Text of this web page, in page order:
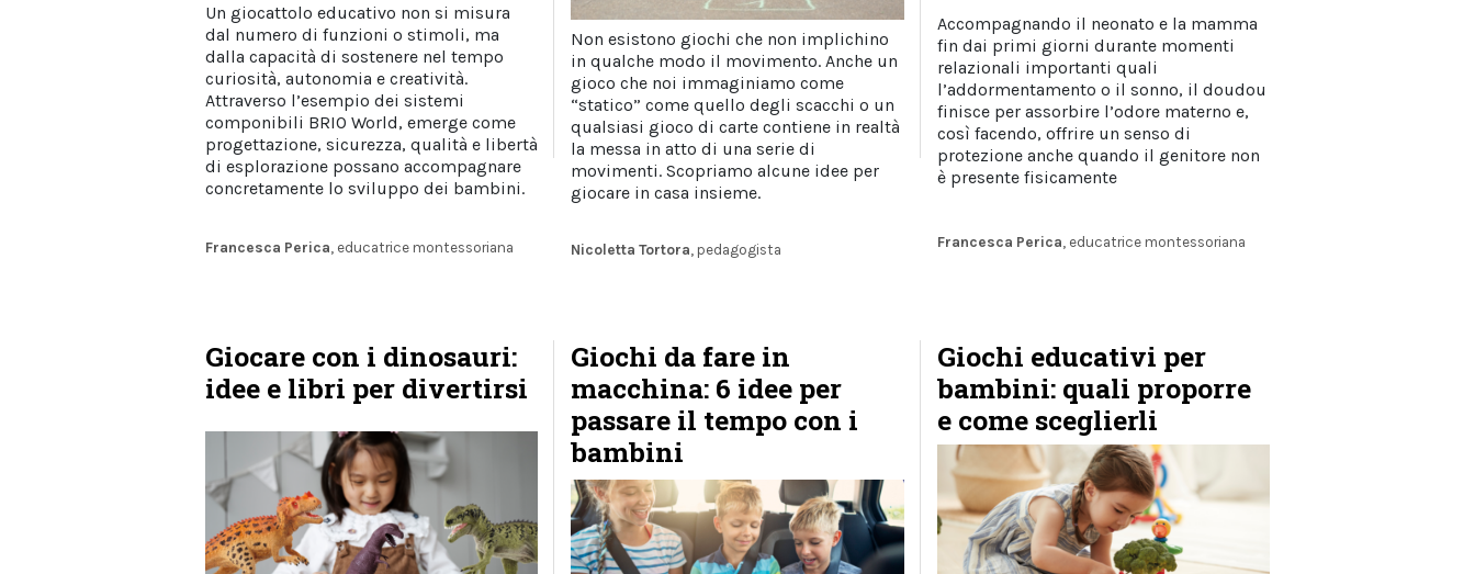
Francesca Perica , educatrice montessoriana
Un giocattolo educativo non si misura
dal numero di funzioni o stimoli, ma
dalla capacità di sostenere nel tempo
curiosità, autonomia e creatività.
Attraverso l’esempio dei sistemi
componibili BRIO World, emerge come
progettazione, sicurezza, qualità e libertà
di esplorazione possano accompagnare
concretamente lo sviluppo dei bambini.
Nicoletta Tortora, pedagogista
Non esistono giochi che non implichino
in qualche modo il movimento. Anche un
gioco che noi immaginiamo come
“statico” come quello degli scacchi o un
qualsiasi gioco di carte contiene in realtà
la messa in atto di una serie di
movimenti. Scopriamo alcune idee per
giocare in casa insieme.
Francesca Perica , educatrice montessoriana
Accompagnando il neonato e la mamma
fin dai primi giorni durante momenti
relazionali importanti quali
l’addormentamento o il sonno, il doudou
finisce per assorbire l’odore materno e,
così facendo, offrire un senso di
protezione anche quando il genitore non
è presente fisicamente
Giocare con i dinosauri:
idee e libri per divertirsi
Giochi da fare in
macchina: 6 idee per
passare il tempo con i
bambini
Giochi educativi per
bambini: quali proporre
e come sceglierli